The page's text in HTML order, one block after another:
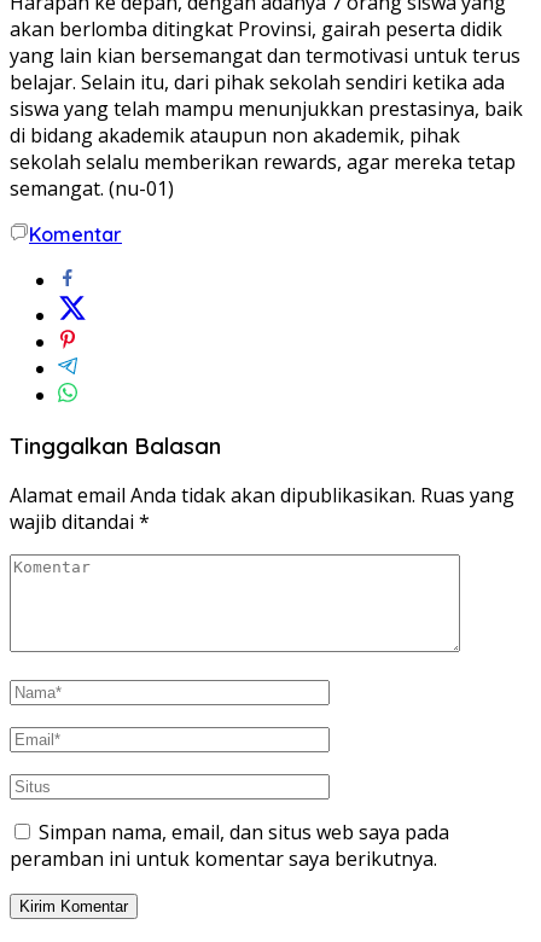
akan berlomba ditingkat Provinsi, gairah peserta didik
yang lain kian bersemangat dan termotivasi untuk terus
belajar. Selain itu, dari pihak sekolah sendiri ketika ada
siswa yang telah mampu menunjukkan prestasinya, baik
di bidang akademik ataupun non akademik, pihak
sekolah selalu memberikan rewards, agar mereka tetap
semangat. (nu-01)
Komentar
Tinggalkan Balasan
Alamat email Anda tidak akan dipublikasikan. Ruas yang
wajib ditandai *
Simpan nama, email, dan situs web saya pada
peramban ini untuk komentar saya berikutnya.